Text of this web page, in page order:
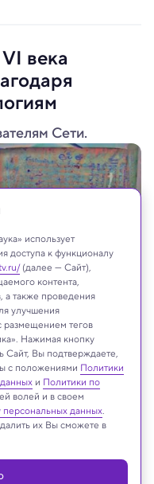
века
Сети.
материалы
и Instagram,
компания Meta
территории
использует
доступа к функционалу
(далее — Сайт),
контента,
а также проведения
улучшения
размещением тегов
Нажимая кнопку
Сайт, Вы подтверждаете,
с положениями Политики
и Политики по
волей и в своем
персональных данных.
их Вы сможете в